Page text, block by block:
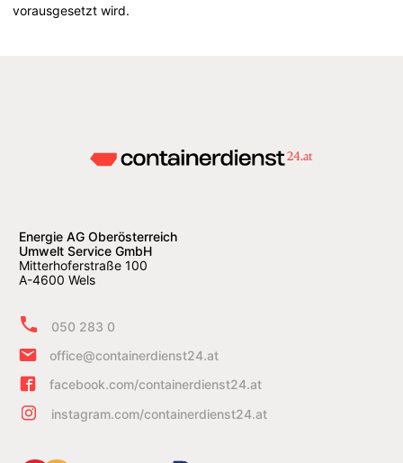
vorausgesetzt wird.
Energie AG Oberösterreich
Umwelt Service GmbH
Mitterhoferstraße 100
A-4600 Wels
050 283 0
office@containerdienst24.at
facebook.com/containerdienst24.at
instagram.com/containerdienst24.at